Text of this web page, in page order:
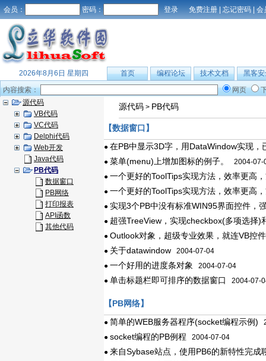
会员： 密码： 免费注册 | 忘记密码 | 会
2026年8月6日 星期四 首页 编程论坛 技术文档
黑客安
内容搜索：
网页
源代码
VB代码
VC代码
Delphi代码
Web开发
Java代码
PB代码
数据窗口
PB网络
打印报表
API函数
其他代码
源代码 > PB代码
【数据窗口】
● 在PB中显示3D字，用DataWindow实现
● 菜单(menu)上增加图标的例子。
2004-07-
● 一个更好的ToolTips实现方法，效率更高
● 一个更好的ToolTips实现方法，效率更高
● 实现3个PB中没有标准WIN95界面控件，
● 超强TreeView，实现checkbox(多项选择)
● Outlook对象，超级专业效果，就连VB控
● 关于datawindow 2004-07-04
● 一个好用的进度条对象
2004-07-04
● 单击标题栏即可排序的数据窗口 2004-07-
【PB网络】
● 简单的WEB服务器程序(socket编程示例)
● socket编程的PB例程 2004-07-04
● 来自Sybase站点，使用PB6的新特性完成